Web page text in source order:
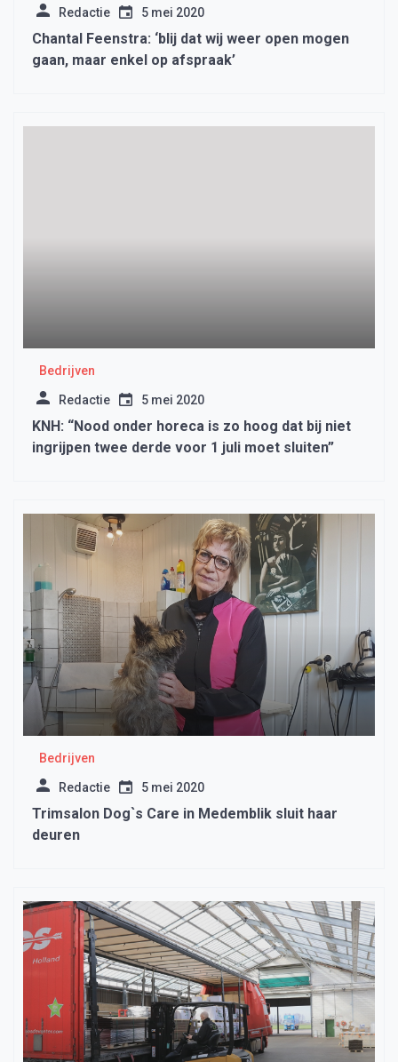
Redactie 5 mei 2020
Chantal Feenstra: ‘blij dat wij weer open mogen
gaan, maar enkel op afspraak’
Bedrijven
Redactie 5 mei 2020
KNH: “Nood onder horeca is zo hoog dat bij niet
ingrijpen twee derde voor 1 juli moet sluiten”
Bedrijven
Redactie 5 mei 2020
Trimsalon Dog`s Care in Medemblik sluit haar
deuren